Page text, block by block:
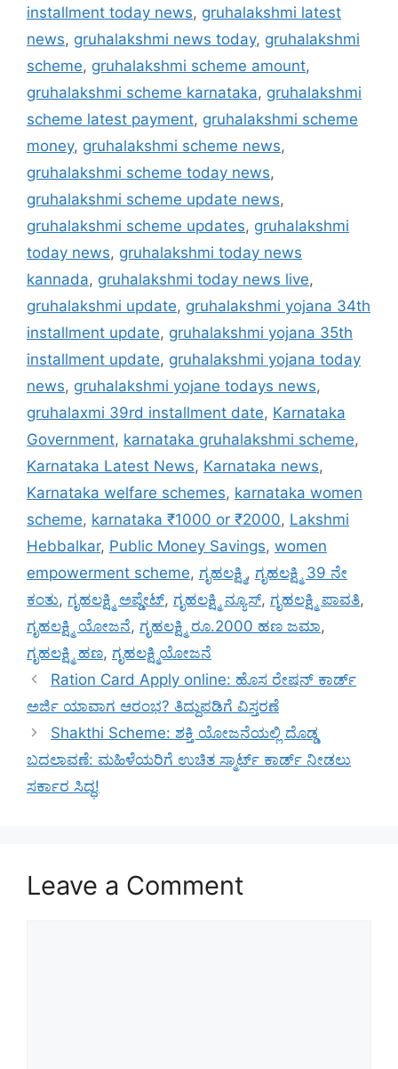
installment today news, gruhalakshmi latest
news, gruhalakshmi news today, gruhalakshmi
scheme, gruhalakshmi scheme amount,
gruhalakshmi scheme karnataka, gruhalakshmi
scheme latest payment, gruhalakshmi scheme
money, gruhalakshmi scheme news,
gruhalakshmi scheme today news,
gruhalakshmi scheme update news,
gruhalakshmi scheme updates, gruhalakshmi
today news, gruhalakshmi today news
kannada, gruhalakshmi today news live,
gruhalakshmi update, gruhalakshmi yojana 34th
installment update, gruhalakshmi yojana 35th
installment update, gruhalakshmi yojana today
news, gruhalakshmi yojane todays news,
gruhalaxmi 39rd installment date, Karnataka
Government, karnataka gruhalakshmi scheme,
Karnataka Latest News, Karnataka news,
Karnataka welfare schemes, karnataka women
scheme, karnataka ₹1000 or ₹2000, Lakshmi
Hebbalkar, Public Money Savings, women
empowerment scheme, ಗೃಹಲಕ್ಷ್ಮಿ , ಗೃಹಲಕ್ಷ್ಮಿ 39 ನೇ
ಕಂತು, ಗೃಹಲಕ್ಷ್ಮಿ ಅಪ್ಡೇಟ್, ಗೃಹಲಕ್ಷ್ಮಿ ನ್ಯೂಸ್, ಗೃಹಲಕ್ಷ್ಮಿ ಪಾವತಿ,
ಗೃಹಲಕ್ಷ್ಮಿ ಯೋಜನೆ, ಗೃಹಲಕ್ಷ್ಮಿ ರೂ.2000 ಹಣ ಜಮಾ,
ಗೃಹಲಕ್ಷ್ಮಿ ಹಣ, ಗೃಹಲಕ್ಷ್ಮಿಯೋಜನೆ
Ration Card Apply online: ಹೊಸ ರೇಷನ್ ಕಾರ್ಡ್
ಅರ್ಜಿ ಯಾವಾಗ ಆರಂಭ? ತಿದ್ದುಪಡಿಗೆ ವಿಸ್ತರಣೆ
Shakthi Scheme: ಶಕ್ತಿ ಯೋಜನೆಯಲ್ಲಿ ದೊಡ್ಡ
ಬದಲಾವಣೆ: ಮಹಿಳೆಯರಿಗೆ ಉಚಿತ ಸ್ಮಾರ್ಟ್ ಕಾರ್ಡ್ ನೀಡಲು
ಸರ್ಕಾರ ಸಿದ್ಧ!
Leave a Comment